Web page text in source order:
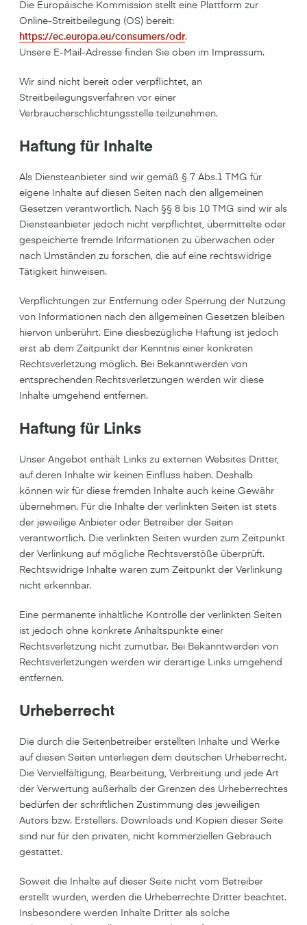
Die Europäische Kommission stellt eine Plattform zur
Online-Streitbeilegung (OS) bereit:
https://ec.europa.eu/consumers/odr.
Unsere E-Mail-Adresse finden Sie oben im Impressum.
Wir sind nicht bereit oder verpflichtet, an
Streitbeilegungsverfahren vor einer
Verbraucherschlichtungsstelle teilzunehmen.
Haftung für Inhalte
Als Diensteanbieter sind wir gemäß § 7 Abs.1 TMG für
eigene Inhalte auf diesen Seiten nach den allgemeinen
Gesetzen verantwortlich. Nach §§ 8 bis 10 TMG sind wir als
Diensteanbieter jedoch nicht verpflichtet, übermittelte oder
gespeicherte fremde Informationen zu überwachen oder
nach Umständen zu forschen, die auf eine rechtswidrige
Tätigkeit hinweisen.
Verpflichtungen zur Entfernung oder Sperrung der Nutzung
von Informationen nach den allgemeinen Gesetzen bleiben
hiervon unberührt. Eine diesbezügliche Haftung ist jedoch
erst ab dem Zeitpunkt der Kenntnis einer konkreten
Rechtsverletzung möglich. Bei Bekanntwerden von
entsprechenden Rechtsverletzungen werden wir diese
Inhalte umgehend entfernen.
Haftung für Links
Unser Angebot enthält Links zu externen Websites Dritter,
auf deren Inhalte wir keinen Einfluss haben. Deshalb
können wir für diese fremden Inhalte auch keine Gewähr
übernehmen. Für die Inhalte der verlinkten Seiten ist stets
der jeweilige Anbieter oder Betreiber der Seiten
verantwortlich. Die verlinkten Seiten wurden zum Zeitpunkt
der Verlinkung auf mögliche Rechtsverstöße überprüft.
Rechtswidrige Inhalte waren zum Zeitpunkt der Verlinkung
nicht erkennbar.
Eine permanente inhaltliche Kontrolle der verlinkten Seiten
ist jedoch ohne konkrete Anhaltspunkte einer
Rechtsverletzung nicht zumutbar. Bei Bekanntwerden von
Rechtsverletzungen werden wir derartige Links umgehend
entfernen.
Urheberrecht
Die durch die Seitenbetreiber erstellten Inhalte und Werke
auf diesen Seiten unterliegen dem deutschen Urheberrecht.
Die Vervielfältigung, Bearbeitung, Verbreitung und jede Art
der Verwertung außerhalb der Grenzen des Urheberrechtes
bedürfen der schriftlichen Zustimmung des jeweiligen
Autors bzw. Erstellers. Downloads und Kopien dieser Seite
sind nur für den privaten, nicht kommerziellen Gebrauch
gestattet.
Soweit die Inhalte auf dieser Seite nicht vom Betreiber
erstellt wurden, werden die Urheberrechte Dritter beachtet.
Insbesondere werden Inhalte Dritter als solche